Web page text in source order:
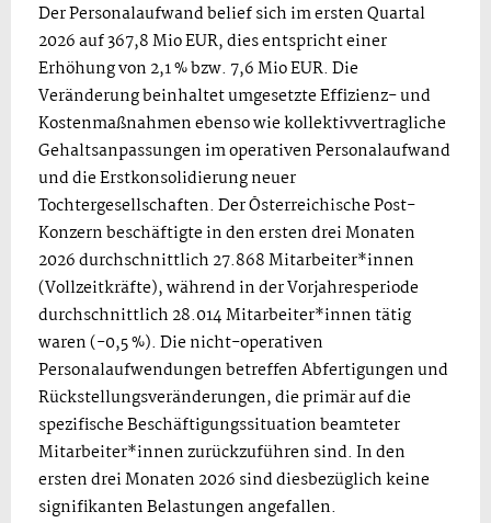
Der Personalaufwand belief sich im ersten Quartal
2026 auf 367,8 Mio EUR, dies entspricht einer
Erhöhung von 2,1 % bzw. 7,6 Mio EUR. Die
Veränderung beinhaltet umgesetzte Effizienz- und
Kostenmaßnahmen ebenso wie kollektivvertragliche
Gehaltsanpassungen im operativen Personalaufwand
und die Erstkonsolidierung neuer
Tochtergesellschaften. Der Österreichische Post-
Konzern beschäftigte in den ersten drei Monaten
2026 durchschnittlich 27.868 Mitarbeiter*innen
(Vollzeitkräfte), während in der Vorjahresperiode
durchschnittlich 28.014 Mitarbeiter*innen tätig
waren (-0,5 %). Die nicht-operativen
Personalaufwendungen betreffen Abfertigungen und
Rückstellungsveränderungen, die primär auf die
spezifische Beschäftigungssituation beamteter
Mitarbeiter*innen zurückzuführen sind. In den
ersten drei Monaten 2026 sind diesbezüglich keine
signifikanten Belastungen angefallen.